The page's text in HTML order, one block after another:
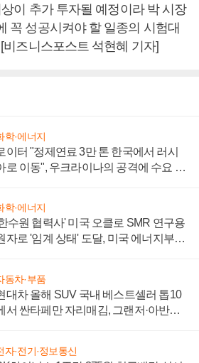
이 추가 투자될 예정이라 박 시장
꼭 성공시켜야 할 일종의 시험대
즈니스포스트 석현혜 기자]
학·에너지
이터 "정제연료 3만 톤 한국에서 러시
로 이동", 우크라이나의 공격에 수요 늘
학·에너지
수원 협력사' 미국 오클로 SMR 연구용
자로 '임계 상태' 도달, 미국 에너지부
동차·부품
대차 올해 SUV 국내 베스트셀러 톱10
서 싼타페만 자리매김, 그랜저·아반떼
자·전기·정보통신